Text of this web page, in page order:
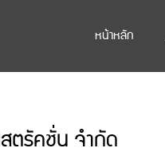
หน้าหลัก
รัคชั่น จำกัด